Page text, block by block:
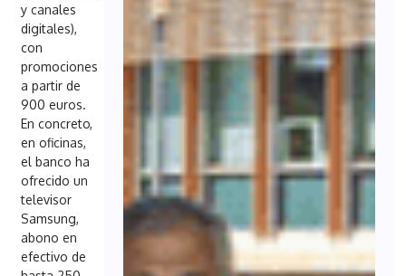
y canales
digitales),
con
promociones
a partir de
900 euros.
En concreto,
en oficinas,
el banco ha
ofrecido un
televisor
Samsung,
abono en
efectivo de